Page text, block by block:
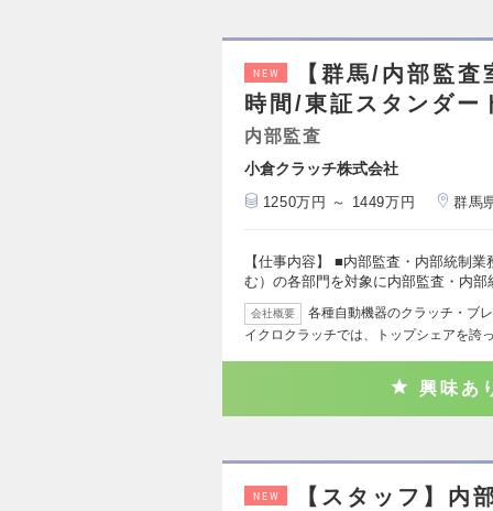
NEW
【群馬/内部監
時間/東証スタンダー
内部監査
小倉クラッチ株式会社
1250万円 ～ 1449万円 群馬
【仕事内容】 ■内部監査・内部統制
む）の各部門を対象に内部監査・内
会社概要
各種自動機器のクラッチ・ブ
イクロクラッチでは、トップシェアを誇
興味あ
NEW 【スタッフ】内